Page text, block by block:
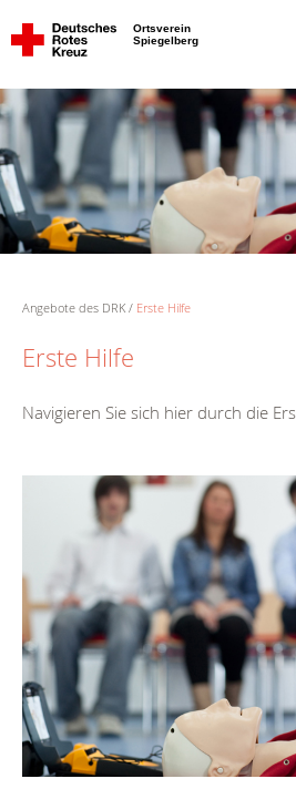
Ortsverein
Spiegelberg
Angebote des DRK Erste Hilfe
Erste Hilfe
Navigieren Sie sich hier durch die